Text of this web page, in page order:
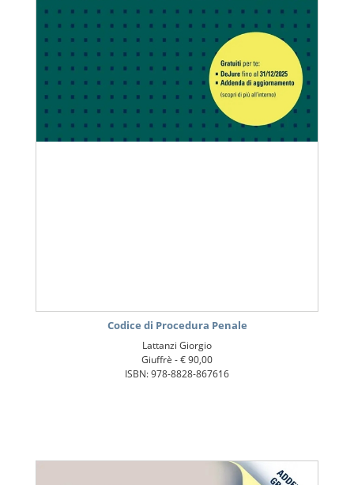
Codice di Procedura Penale
Lattanzi Giorgio
Giuffrè -€ 90,00
ISBN: 978-8828-867616